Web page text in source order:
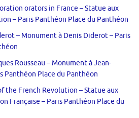
orators in France – Statue aux
– Paris Panthéon Place du Panthéon
– Monument à Denis Diderot – Paris
Rousseau – Monument à Jean-
Panthéon Place du Panthéon
the French Revolution – Statue aux
Française – Paris Panthéon Place du